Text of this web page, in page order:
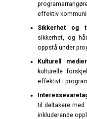
effektiv
Sikkerhet og
sikkerhet, og
oppstå under
Kulturell
kulturelle
effektivt i
til deltakere med
inkluderende